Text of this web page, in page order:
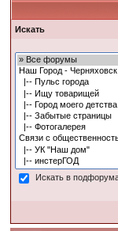
Искать
Искать в